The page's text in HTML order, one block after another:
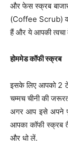
और फेस स्क्रब
(Coffee Scrub)
हैं और ये आपकी त्वचा
होममेड कॉफी स्क्रब
इसके लिए आपको 2
चम्मच चीनी की
अगर आप इसे अपने पूरे
आपका कॉफी स्क्रब
और धो लें.